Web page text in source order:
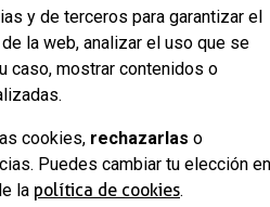
y de terceros para garantizar el
la web, analizar el uso que se
caso, mostrar contenidos o
cookies, rechazarlas o
Puedes cambiar tu elección en
la política de cookies.
adhesión
de
empresas